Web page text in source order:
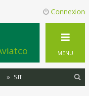
Connexion
MENU
SIT